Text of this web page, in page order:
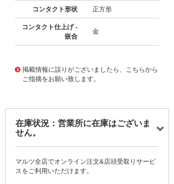
コンタクト形状 正方形
コンタクト仕上げ -
嵌合
金
掲載情報に誤りがございましたら、こちらから
ご指摘をお願い致します。
在庫状況：営業所に在庫はございま
せん。
マルツ全店でオンライン注文&店頭受取りサービ
スをご利用いただけます。